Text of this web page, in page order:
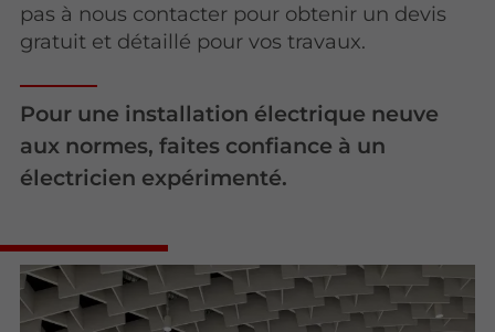
pas à nous contacter pour obtenir un devis
gratuit et détaillé pour vos travaux.
Pour une installation électrique neuve
aux normes, faites confiance à un
électricien expérimenté.